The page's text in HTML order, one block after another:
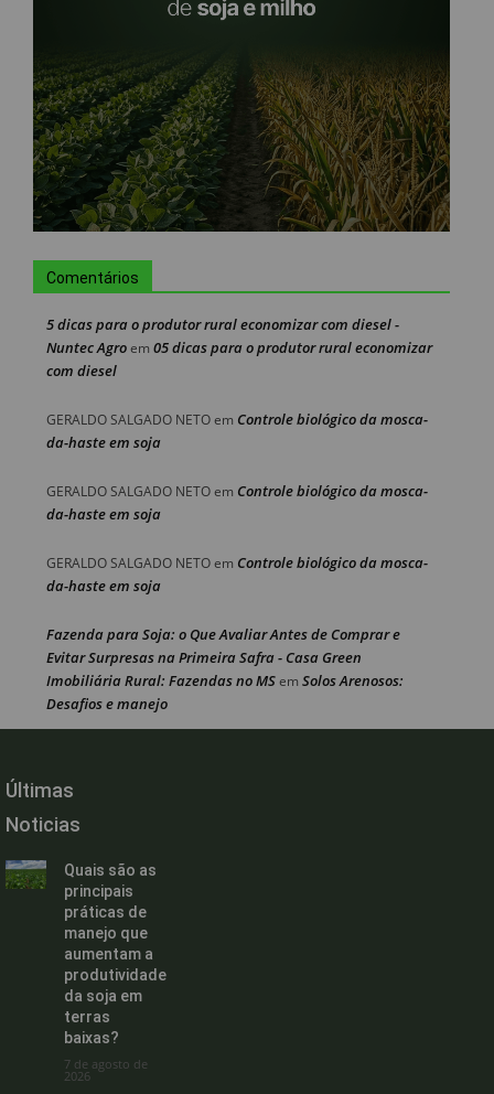
Comentários
5 dicas para o produtor rural economizar com diesel -
Nuntec Agroem 05 dicas para o produtor rural economizar
com diesel
GERALDO SALGADO NETOem Controle biológico da mosca-
da-haste em soja
GERALDO SALGADO NETOem Controle biológico da mosca-
da-haste em soja
GERALDO SALGADO NETOem Controle biológico da mosca-
da-haste em soja
Fazenda para Soja: o Que Avaliar Antes de Comprar e
Evitar Surpresas na Primeira Safra - Casa Green
Imobiliária Rural: Fazendas no MSem Solos Arenosos:
Desafios e manejo
Últimas
Noticias
Quais são as
principais
práticas de
manejo que
aumentam a
produtividade
da soja em
terras
baixas?
7 de agosto de
2026